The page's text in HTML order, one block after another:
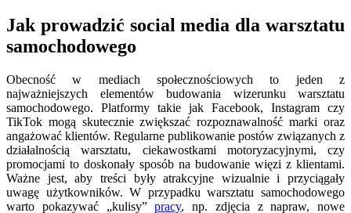
Jak prowadzić social media dla warsztatu
samochodowego
Obecność w mediach społecznościowych to jeden z
najważniejszych elementów budowania wizerunku warsztatu
samochodowego. Platformy takie jak Facebook, Instagram czy
TikTok mogą skutecznie zwiększać rozpoznawalność marki oraz
angażować klientów. Regularne publikowanie postów związanych z
działalnością warsztatu, ciekawostkami motoryzacyjnymi, czy
promocjami to doskonały sposób na budowanie więzi z klientami.
Ważne jest, aby treści były atrakcyjne wizualnie i przyciągały
uwagę użytkowników. W przypadku warsztatu samochodowego
warto pokazywać „kulisy”pracy, np. zdjęcia z napraw, nowe